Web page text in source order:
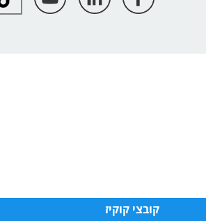
קובצי קוקיז